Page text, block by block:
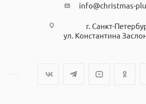
info@christmas-
г. Санкт-
ул. Константина